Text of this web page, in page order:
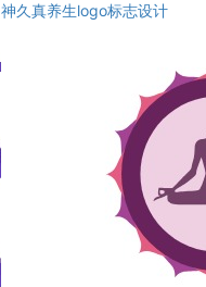
神久真养生logo标志设计